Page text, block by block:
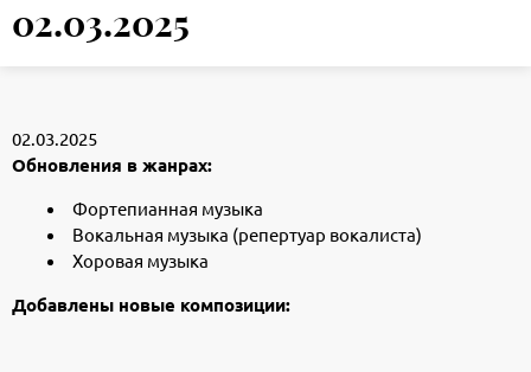
02.03.2025
02.03.2025
Обновления в жанрах:
Фортепианная музыка
Вокальная музыка (репертуар вокалиста)
Хоровая музыка
Добавлены новые композиции: